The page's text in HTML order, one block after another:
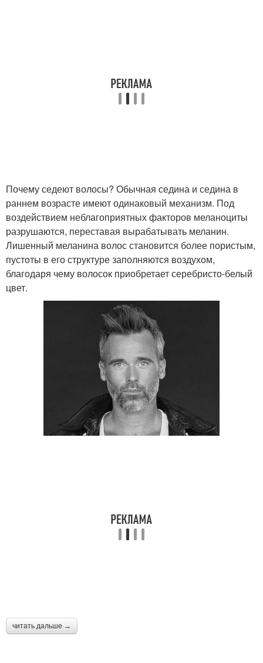
Почему седеют волосы? Обычная седина и седина в
раннем возрасте имеют одинаковый механизм. Под
воздействием неблагоприятных факторов меланоциты
разрушаются, переставая вырабатывать меланин.
Лишенный меланина волос становится более пористым,
пустоты в его структуре заполняются воздухом,
благодаря чему волосок приобретает серебристо-белый
цвет.
читать дальше →